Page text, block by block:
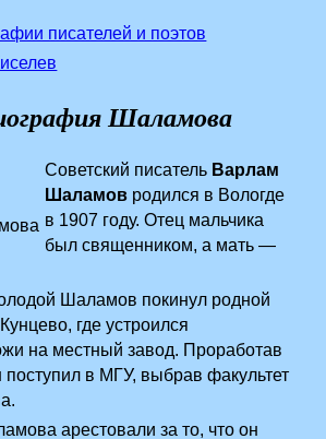
писателей и поэтов
Шаламова
Советский писатель Варлам
Шаламов родился в Вологде
в 1907 году. Отец мальчика
был священником, а мать —
Шаламов покинул родной
где устроился
на местный завод. Проработав
поступил в МГУ, выбрав факультет
арестовали за то, что он